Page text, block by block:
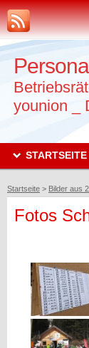
younion _
STARTSEITE
Startseite > Bilder aus
Fotos